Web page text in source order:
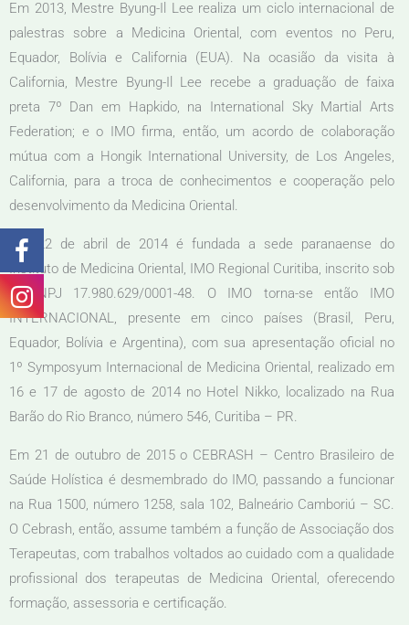
Em 2013, Mestre Byung-Il Lee realiza um ciclo internacional de
palestras sobre a Medicina Oriental, com eventos no Peru,
Equador, Bolívia e California (EUA). Na ocasião da visita à
California, Mestre Byung-Il Lee recebe a graduação de faixa
preta 7º Dan em Hapkido, na International Sky Martial Arts
Federation; e o IMO firma, então, um acordo de colaboração
mútua com a Hongik International University, de Los Angeles,
California, para a troca de conhecimentos e cooperação pelo
desenvolvimento da Medicina Oriental.
Em 22 de abril de 2014 é fundada a sede paranaense do
Instituto de Medicina Oriental, IMO Regional Curitiba, inscrito sob
o CNPJ 17.980.629/0001-48. O IMO torna-se então IMO
INTERNACIONAL, presente em cinco países (Brasil, Peru,
Equador, Bolívia e Argentina), com sua apresentação oficial no
1º Symposyum Internacional de Medicina Oriental, realizado em
16 e 17 de agosto de 2014 no Hotel Nikko, localizado na Rua
Barão do Rio Branco, número 546, Curitiba – PR.
Em 21 de outubro de 2015 o CEBRASH – Centro Brasileiro de
Saúde Holística é desmembrado do IMO, passando a funcionar
na Rua 1500, número 1258, sala 102, Balneário Camboriú – SC.
O Cebrash, então, assume também a função de Associação dos
Terapeutas, com trabalhos voltados ao cuidado com a qualidade
profissional dos terapeutas de Medicina Oriental, oferecendo
formação, assessoria e certificação.